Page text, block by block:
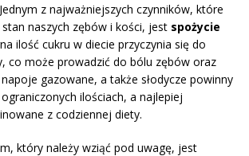
z najważniejszych czynników, które
naszych zębów i kości, jest spożycie
ilość cukru w diecie przyczynia się do
co może prowadzić do bólu zębów oraz
gazowane, a także słodycze powinny
ilościach, a najlepiej
z codziennej diety.
który należy wziąć pod uwagę, jest